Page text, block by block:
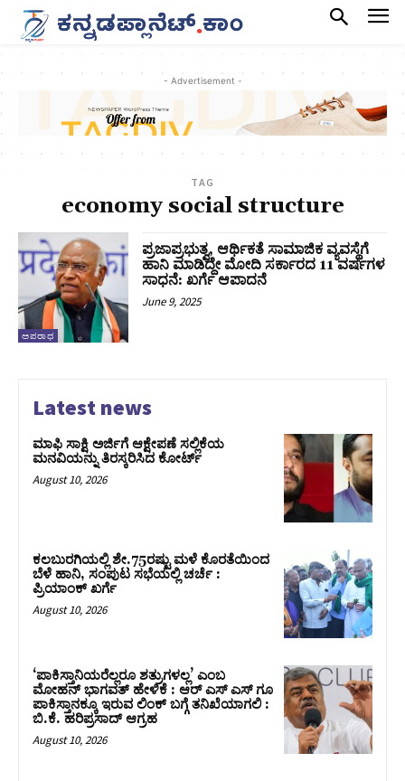
- Advertisement -
TAG
economy social structure
ಅಪರಾಧ
ಪ್ರಜಾಪ್ರಭುತ್ವ, ಆರ್ಥಿಕತೆ ಸಾಮಾಜಿಕ ವ್ಯವಸ್ಥೆಗೆ
ಹಾನಿ ಮಾಡಿದ್ದೇ ಮೋದಿ ಸರ್ಕಾರದ 11 ವರ್ಷಗಳ
ಸಾಧನೆ: ಖರ್ಗೆ ಆಪಾದನೆ
June 9, 2025
Latest news
ಮಾಫಿ ಸಾಕ್ಷಿ ಅರ್ಜಿಗೆ ಆಕ್ಷೇಪಣೆ ಸಲ್ಲಿಕೆಯ
ಮನವಿಯನ್ನು ತಿರಸ್ಕರಿಸಿದ ಕೋರ್ಟ್‌
August 10, 2026
ಕಲಬುರಗಿಯಲ್ಲಿ ಶೇ.75ರಷ್ಟು ಮಳೆ ಕೊರತೆಯಿಂದ
ಬೆಳೆ ಹಾನಿ, ಸಂಪುಟ‌ ಸಭೆಯಲ್ಲಿ ಚರ್ಚೆ :
ಪ್ರಿಯಾಂಕ್ ಖರ್ಗೆ
August 10, 2026
‘ಪಾಕಿಸ್ತಾನಿಯರೆಲ್ಲರೂ ಶತ್ರುಗಳಲ್ಲ’ ಎಂಬ
ಮೋಹನ್‌ ಭಾಗವತ್ ಹೇಳಿಕೆ : ಆರ್ ಎಸ್ ಎಸ್ ಗೂ
ಪಾಕಿಸ್ತಾನಕ್ಕೂ ಇರುವ ಲಿಂಕ್ ಬಗ್ಗೆ ತನಿಖೆಯಾಗಲಿ :
ಬಿ.ಕೆ. ಹರಿಪ್ರಸಾದ್‌ ಆಗ್ರಹ
August 10, 2026